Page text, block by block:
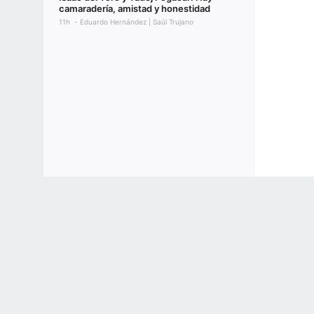
camaradería, amistad y honestidad
11h Eduardo Hernández | Saúl Trujano